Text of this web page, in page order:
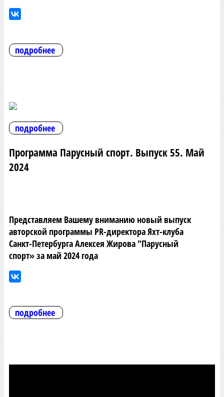
подробнее
подробнее
Программа Парусный спорт. Выпуск 55. Май
2024
Представляем Вашему вниманию новый выпуск
авторской программы PR-директора Яхт-клуба
Санкт-Петербурга Алексея Жирова "Парусный
спорт» за май 2024 года
подробнее